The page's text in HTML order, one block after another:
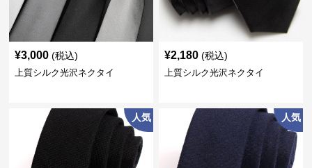
¥3,000 (税込)
上質シルク光沢ネクタイ
¥2,180 (税込)
上質シルク光沢ネクタイ
人気 人気